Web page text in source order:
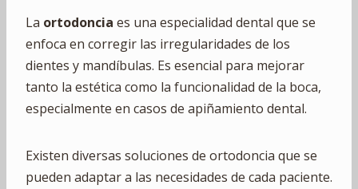
La ortodoncia es una especialidad dental que se
enfoca en corregir las irregularidades de los
dientes y mandíbulas. Es esencial para mejorar
tanto la estética como la funcionalidad de la boca,
especialmente en casos de apiñamiento dental.
Existen diversas soluciones de ortodoncia que se
pueden adaptar a las necesidades de cada paciente.